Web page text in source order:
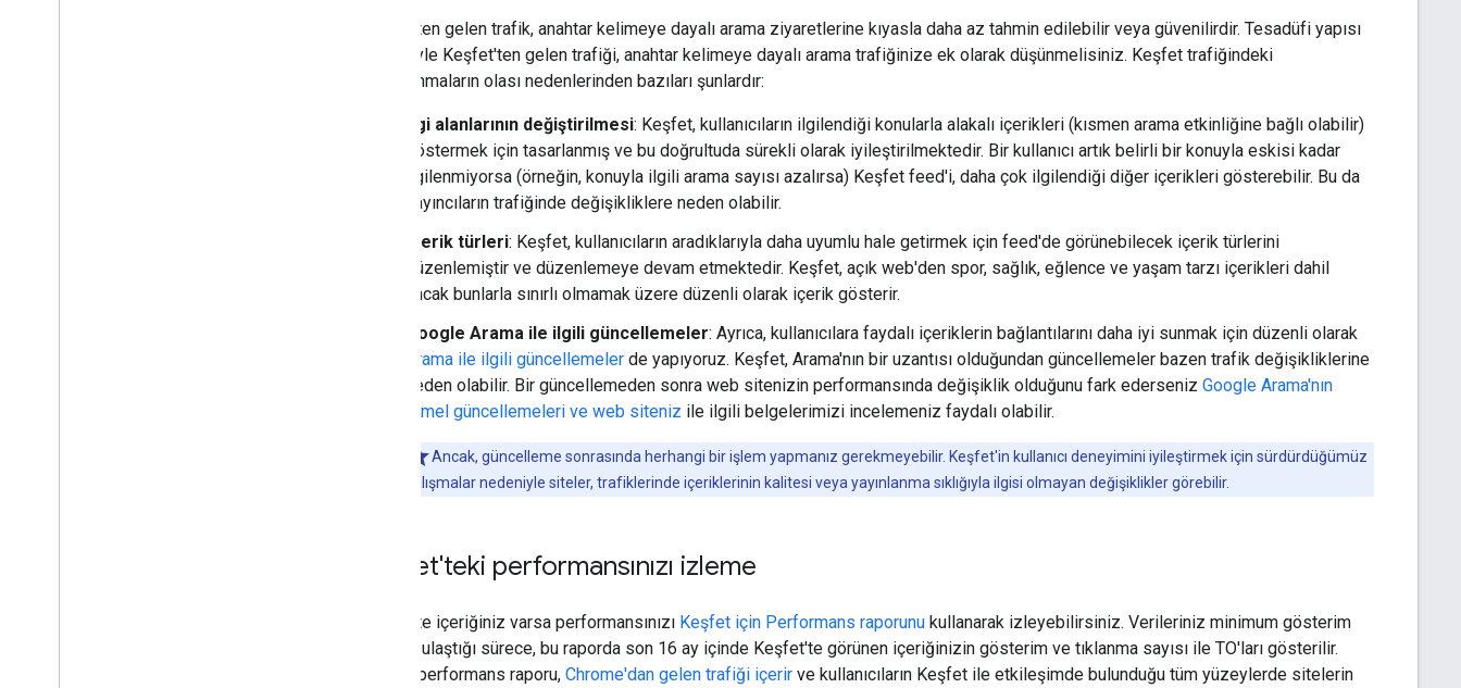
Keşfet'ten gelen trafik, anahtar kelimeye dayalı arama ziyaretlerine kıyasla daha az tahmin edilebilir veya güvenilirdir. Tesadüfi yapısı
sebebiyle Keşfet'ten gelen trafiği, anahtar kelimeye dayalı arama trafiğinize ek olarak düşünmelisiniz. Keşfet trafiğindeki
dalgalanmaların olası nedenlerinden bazıları şunlardır:
İlgi alanlarının değiştirilmesi: Keşfet, kullanıcıların ilgilendiği konularla alakalı içerikleri (kısmen arama etkinliğine bağlı olabilir)
göstermek için tasarlanmış ve bu doğrultuda sürekli olarak iyileştirilmektedir. Bir kullanıcı artık belirli bir konuyla eskisi kadar
ilgilenmiyorsa (örneğin, konuyla ilgili arama sayısı azalırsa) Keşfet feed'i, daha çok ilgilendiği diğer içerikleri gösterebilir. Bu da
yayıncıların trafiğinde değişikliklere neden olabilir.
İçerik türleri: Keşfet, kullanıcıların aradıklarıyla daha uyumlu hale getirmek için feed'de görünebilecek içerik türlerini
düzenlemiştir ve düzenlemeye devam etmektedir. Keşfet, açık web'den spor, sağlık, eğlence ve yaşam tarzı içerikleri dahil
ancak bunlarla sınırlı olmamak üzere düzenli olarak içerik gösterir.
Google Arama ile ilgili güncellemeler: Ayrıca, kullanıcılara faydalı içeriklerin bağlantılarını daha iyi sunmak için düzenli olarak
Arama ile ilgili güncellemeler de yapıyoruz. Keşfet, Arama'nın bir uzantısı olduğundan güncellemeler bazen trafik değişikliklerine
neden olabilir. Bir güncellemeden sonra web sitenizin performansında değişiklik olduğunu fark ederseniz Google Arama'nın
temel güncellemeleri ve web siteniz ile ilgili belgelerimizi incelemeniz faydalı olabilir.
Ancak, güncelleme sonrasında herhangi bir işlem yapmanız gerekmeyebilir. Keşfet'in kullanıcı deneyimini iyileştirmek için sürdürdüğümüz
çalışmalar nedeniyle siteler, trafiklerinde içeriklerinin kalitesi veya yayınlanma sıklığıyla ilgisi olmayan değişiklikler görebilir.
Keşfet'teki performansınızı izleme
Keşfet'te içeriğiniz varsa performansınızı Keşfet için Performans raporunu kullanarak izleyebilirsiniz. Verileriniz minimum gösterim
eşiğine ulaştığı sürece, bu raporda son 16 ay içinde Keşfet'te görünen içeriğinizin gösterim ve tıklanma sayısı ile TO'ları gösterilir.
Keşfet performans raporu, Chrome'dan gelen trafiği içerir ve kullanıcıların Keşfet ile etkileşimde bulunduğu tüm yüzeylerde sitelerin